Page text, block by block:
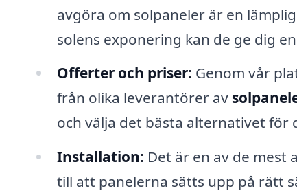
avgöra om solpaneler är en
solens exponering kan de ge dig
Offerter och priser: Genom vår
från olika leverantörer av
och välja det bästa alternativet för
Installation: Det är en av de
till att panelerna sätts upp på rätt